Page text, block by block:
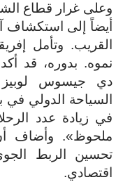
وعلى غرار قطاع
أيضاً إلى استكشاف
القريب. وتأمل
نموه. بدوره، قد
دي جيسوس لوبيز
في زيادة عدد
ملحوظ». وأضاف
تحسين الربط
اقتصادي.